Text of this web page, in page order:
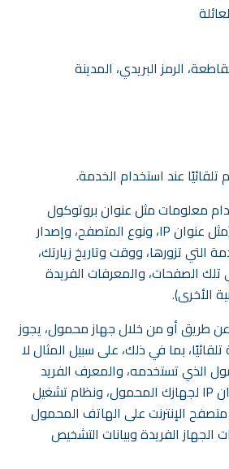
الرمز البريدي، المدينة
تلقائيًا عند استخدام الخدمة.
معلومات مثل عنوان بروتوكول
الإنترنت الخاص بجهازك (مثل عنوان IP، ونوع المتصفح، وإصدار
التي تزورها، ووقت وتاريخ زيارتك،
الصفحات، والمعرفات الفريدة
الأخرى).
طريق أو من خلال جهاز محمول، يجوز
بما في ذلك، على سبيل المثال لا
الذي تستخدمه، والمعرف الفريد
لجهازك المحمول، وعنوان IP لجهازك المحمول، ونظام تشغيل
الإنترنت على الهاتف المحمول
الفريدة وبيانات التشخيص